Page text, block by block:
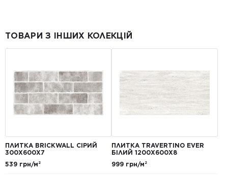
ТОВАРИ З ІНШИХ КОЛЕКЦІЙ
ПЛИТКА BRICKWALL СІРИЙ
300Х600Х7
539 грн/м²
ПЛИТКА TRAVERTINO EVER
БІЛИЙ 1200Х600Х8
999 грн/м²